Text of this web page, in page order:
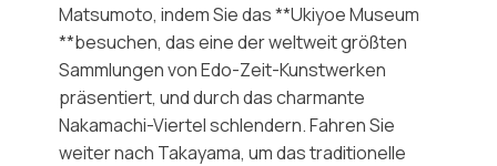
Matsumoto, indem Sie das **Ukiyoe Museum
**besuchen, das eine der weltweit größten
Sammlungen vonEdo-Zeit-Kunstwerken
präsentiert, und durch das charmante
Nakamachi-Viertelschlendern. Fahren Sie
weiter nach Takayama, um dastraditionelle